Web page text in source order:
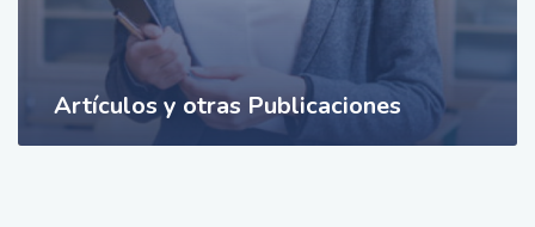
Artículos y otras Publicaciones